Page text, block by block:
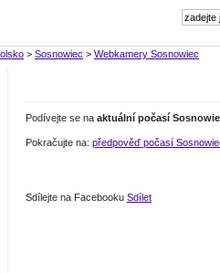
> Sosnowiec > Webkamery Sosnowiec
Podívejte se na aktuální počasí
Pokračujte na: předpověď počasí
Sdílejte na Facebooku Sdílet